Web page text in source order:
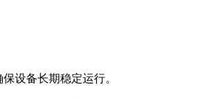
设备长期稳定运行。